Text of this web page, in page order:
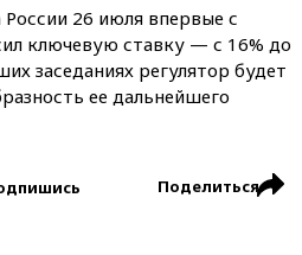
26 июля впервые с
ключевую ставку — с 16% до
заседаниях регулятор будет
ее дальнейшего
Поделиться